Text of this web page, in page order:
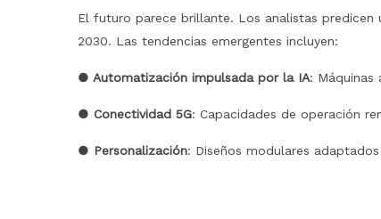
El futuro parece brillante. Los analistas predicen
2030. Las tendencias emergentes incluyen:
● Automatización impulsada por la IA: Máquinas
● Conectividad 5G: Capacidades de operación
● Personalización: Diseños modulares